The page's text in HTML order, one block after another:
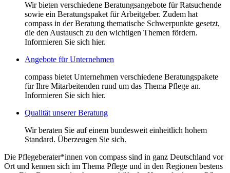
Wir bieten verschiedene Beratungsangebote für Ratsuchende
sowie ein Beratungspaket für Arbeitgeber. Zudem hat
compass in der Beratung thematische Schwerpunkte gesetzt,
die den Austausch zu den wichtigen Themen fördern.
Informieren Sie sich hier.
Angebote für Unternehmen
compass bietet Unternehmen verschiedene Beratungspakete
für Ihre Mitarbeitenden rund um das Thema Pflege an.
Informieren Sie sich hier.
Qualität unserer Beratung
Wir beraten Sie auf einem bundesweit einheitlich hohem
Standard. Überzeugen Sie sich.
Die Pflegeberater*innen von compass sind in ganz Deutschland vor
Ort und kennen sich im Thema Pflege und in den Regionen bestens